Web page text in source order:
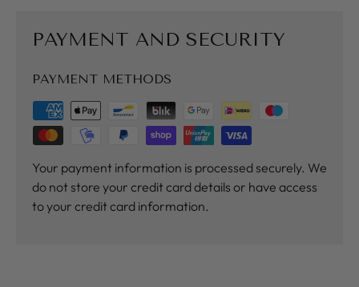
PAYMENT AND SECURITY
PAYMENT METHODS
Your payment information is processed securely. We
do not store your credit card details or have access
to your credit card information.